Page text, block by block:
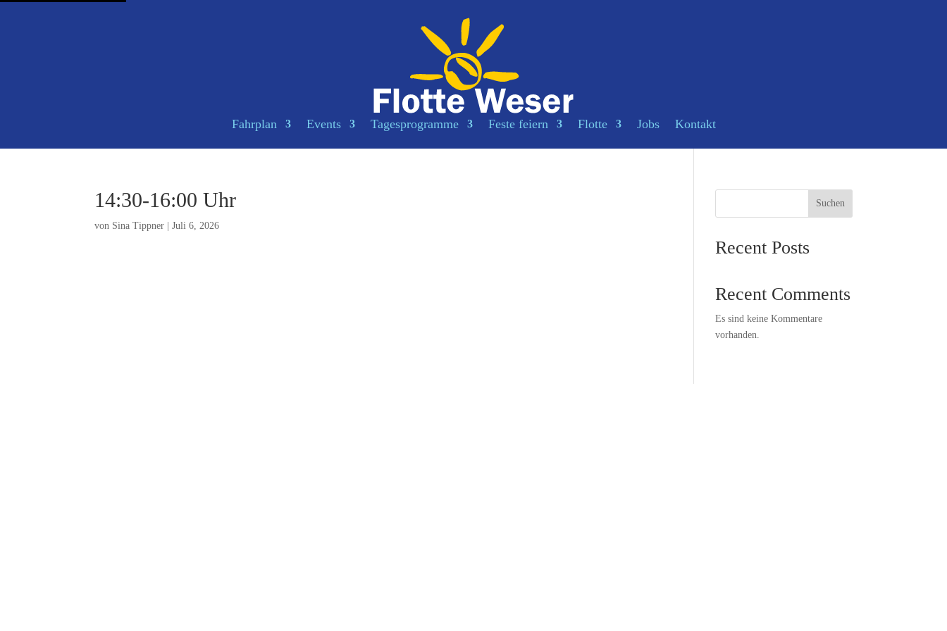
Fahrplan Events Tagesprogramme Feste feiern Flotte Jobs Kontakt
14:30-16:00 Uhr
von Sina Tippner |Juli 6, 2026
Suchen
Recent Posts
Recent Comments
Es sind keine Kommentare
vorhanden.